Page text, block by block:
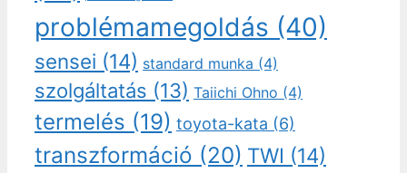
problémamegoldás (40)
sensei (14) standard munka (4)
szolgáltatás (13) Taiichi Ohno (4)
termelés (19) toyota-kata (6)
transzformáció (20) TWI (14)